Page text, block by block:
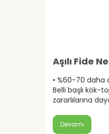
• %60-70 daha
Belli başlı kök-
zararlılarına
kendi kökünden
Devamı